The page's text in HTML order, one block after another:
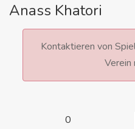
Anass Khatori
Kontaktieren von
Verein
0